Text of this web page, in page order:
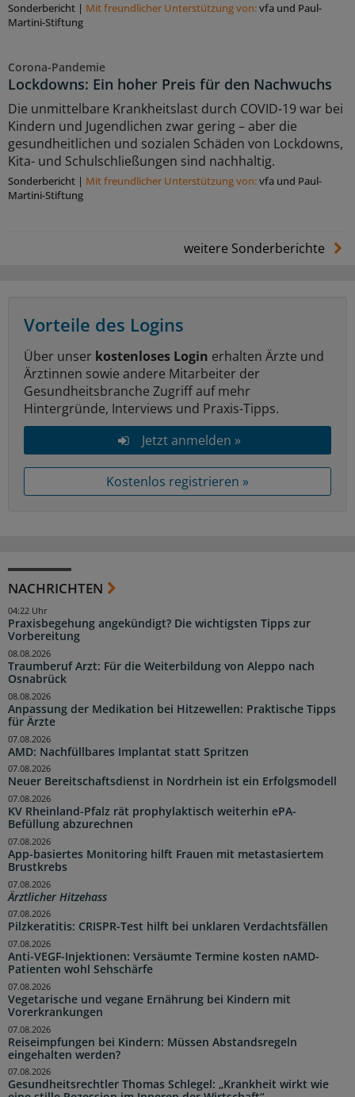
Sonderbericht | Mit freundlicher Unterstützung von:vfa und Paul-
Martini-Stiftung
Corona-Pandemie
Lockdowns: Ein hoher Preis für den Nachwuchs
Die unmittelbare Krankheitslast durch COVID-19 war bei
Kindern und Jugendlichen zwar gering – aber die
gesundheitlichen und sozialen Schäden von Lockdowns,
Kita- und Schulschließungen sind nachhaltig.
Sonderbericht | Mit freundlicher Unterstützung von:vfa und Paul-
Martini-Stiftung
weitere Sonderberichte
Vorteile des Logins
Über unser kostenloses Login erhalten Ärzte und
Ärztinnen sowie andere Mitarbeiter der
Gesundheitsbranche Zugriff auf mehr
Hintergründe, Interviews und Praxis-Tipps.
Jetzt anmelden »
Kostenlos registrieren »
NACHRICHTEN
Praxisbegehung angekündigt? Die wichtigsten Tipps zur
Vorbereitung
04:22 Uhr
Traumberuf Arzt: Für die Weiterbildung von Aleppo nach
Osnabrück
08.08.2026
Anpassung der Medikation bei Hitzewellen: Praktische Tipps
für Ärzte
08.08.2026
AMD: Nachfüllbares Implantat statt Spritzen
07.08.2026
Neuer Bereitschaftsdienst in Nordrhein ist ein Erfolgsmodell
07.08.2026
KV Rheinland-Pfalz rät prophylaktisch weiterhin ePA-
Befüllung abzurechnen
07.08.2026
App-basiertes Monitoring hilft Frauen mit metastasiertem
Brustkrebs
07.08.2026
Ärztlicher Hitzehass
07.08.2026
Pilzkeratitis: CRISPR-Test hilft bei unklaren Verdachtsfällen
07.08.2026
Anti-VEGF-Injektionen: Versäumte Termine kosten nAMD-
Patienten wohl Sehschärfe
07.08.2026
Vegetarische und vegane Ernährung bei Kindern mit
Vorerkrankungen
07.08.2026
Reiseimpfungen bei Kindern: Müssen Abstandsregeln
eingehalten werden?
07.08.2026
Gesundheitsrechtler Thomas Schlegel: „Krankheit wirkt wie
07.08.2026